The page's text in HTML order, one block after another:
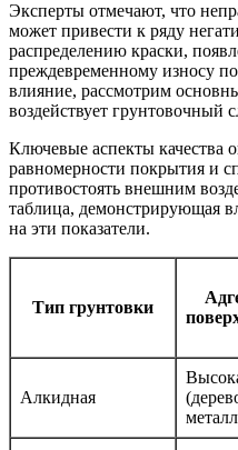
Эксперты отмечают, что
может привести к ряду
распределению краски,
преждевременному износу
влияние, рассмотрим
воздействует грунтовочный
Ключевые аспекты качества
равномерности покрытия и
противостоять внешним
таблица, демонстрирующая
на эти показатели.
Тип грунтовки
Алкидная